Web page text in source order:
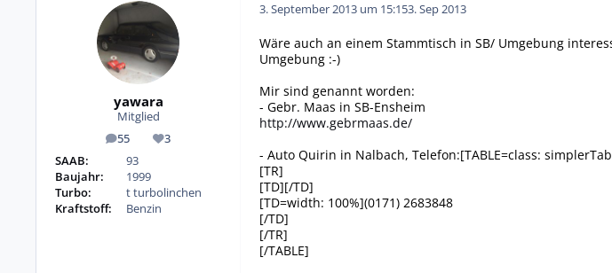
yawara
Mitglied
55
Beiträge 3
Reputation
SAAB:
93
Baujahr:
1999
Turbo:
t turbolinchen
Kraftstoff:
Benzin
3. September 2013 um 15:153. Sep 2013
Wäre auch an einem Stammtisch in SB/ Umgebung
Umgebung :-)
Mir sind genannt worden:
- Gebr. Maas in SB-Ensheim
http://www.gebrmaas.de/
- Auto Quirin in Nalbach, Telefon:[TABLE=class:
[TR]
[TD][/TD]
[TD=width: 100%](0171) 2683848
[/TD]
[/TR]
[/TABLE]